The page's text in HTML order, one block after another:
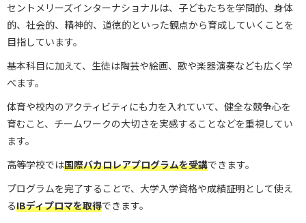
セントメリーズインターナショナルは、子どもたちを学問的、身体
的、社会的、精神的、道徳的といった観点から育成していくことを
目指しています。
基本科目に加えて、生徒は陶芸や絵画、歌や楽器演奏なども広く学
べます。
体育や校内のアクティビティにも力を入れていて、健全な競争心を
育むこと、チームワークの大切さを実感することなどを重視してい
ます。
高等学校では国際バカロレアプログラムを受講できます。
プログラムを完了することで、大学入学資格や成績証明として使え
るIBディプロマを取得できます。